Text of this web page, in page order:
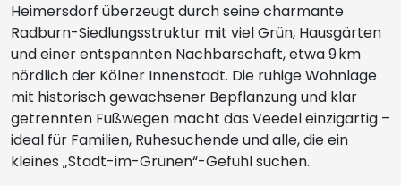
Heimersdorf überzeugt durch seine charmante
Radburn-Siedlungsstruktur mit viel Grün, Hausgärten
und einer entspannten Nachbarschaft, etwa 9 km
nördlich der Kölner Innenstadt. Die ruhige Wohnlage
mit historisch gewachsener Bepflanzung und klar
getrennten Fußwegen macht das Veedel einzigartig –
ideal für Familien, Ruhesuchende und alle, die ein
kleines „Stadt-im-Grünen“-Gefühl suchen.